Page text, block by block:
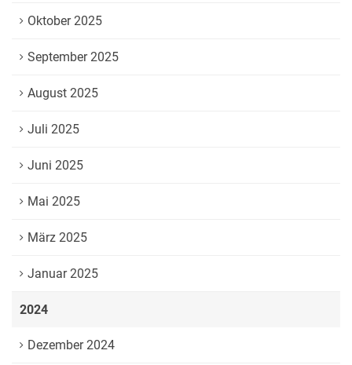
Oktober 2025
September 2025
August 2025
Juli 2025
Juni 2025
Mai 2025
März 2025
Januar 2025
2024
Dezember 2024